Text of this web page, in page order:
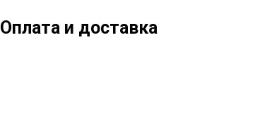
Оплата и доставка